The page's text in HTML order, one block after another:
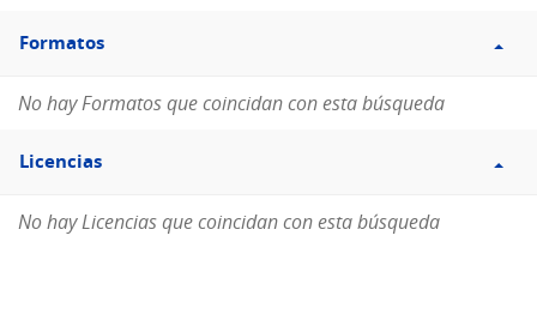
Filtro
Formatos
Formatos
No hay Formatos que coincidan con esta búsqueda
Filtro
Licencias
Licencias
No hay Licencias que coincidan con esta búsqueda